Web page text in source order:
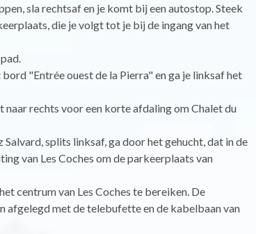
sla rechtsaf en je komt bij een autostop. Steek
die je volgt tot je bij de ingang van het
"Entrée ouest de la Pierra" en ga je linksaf het
naar rechts voor een korte afdaling om Chalet du
splits linksaf, ga door het gehucht, dat in de
van Les Coches om de parkeerplaats van
centrum van Les Coches te bereiken. De
afgelegd met de telebufette en de kabelbaan van